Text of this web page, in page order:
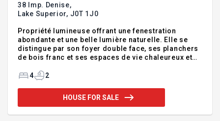
38 Imp. Denise,
Lake Superior, J0T 1J0
Propriété lumineuse offrant une fenestration
abondante et une belle lumière naturelle. Elle se
distingue par son foyer double face, ses planchers
de bois franc et ses espaces de vie chaleureux et
profiter pleinement d'un environnement paisible.
grand terrain plat et aménagé avec garage et
espace de rangement. Accès à la plage et au lac
4 2
HOUSE FOR SALE